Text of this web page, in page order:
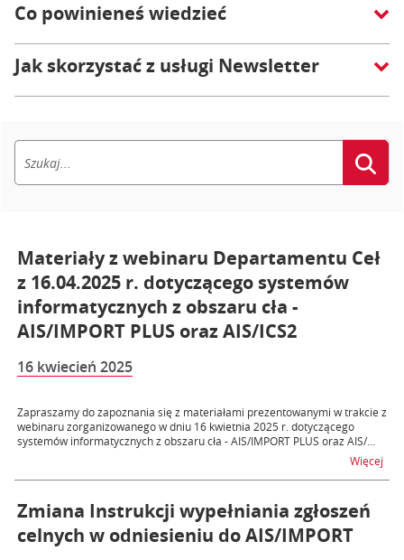
Co powinieneś wiedzieć
Jak skorzystać z usługi Newsletter
Materiały z webinaru Departamentu Ceł
z 16.04.2025 r. dotyczącego systemów
informatycznych z obszaru cła -
AIS/IMPORT PLUS oraz AIS/ICS2
16 kwiecień 2025
Zapraszamy do zapoznania się z materiałami prezentowanymi w trakcie z
webinaru zorganizowanego w dniu 16 kwietnia 2025 r. dotyczącego
systemów informatycznych z obszaru cła - AIS/IMPORT PLUS oraz AIS/...
Więcej
Zmiana Instrukcji wypełniania zgłoszeń
celnych w odniesieniu do AIS/IMPORT